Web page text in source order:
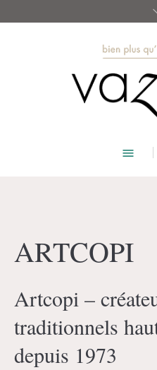
ARTCOPI
Artcopi –
traditionnels
depuis 1973